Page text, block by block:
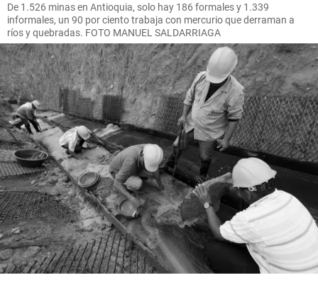
De 1.526 minas en Antioquia, solo hay 186 formales y 1.339
informales, un 90 por ciento trabaja con mercurio que derraman a
ríos y quebradas. FOTO MANUEL SALDARRIAGA